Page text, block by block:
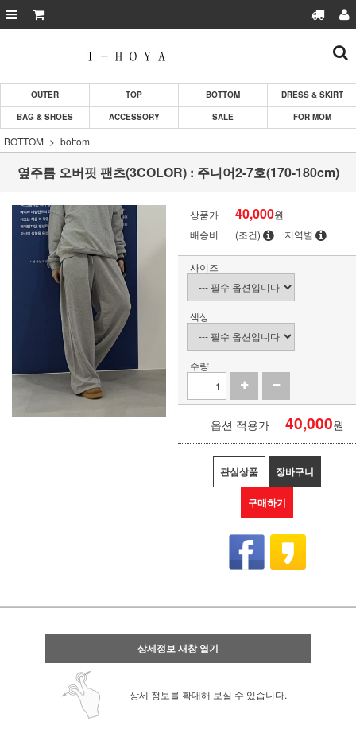
OUTER TOP BOTTOM
DRESS & SKIRT
BAG & SHOES
ACCESSORY SALE FOR MOM
BOTTOM bottom
옆주름 오버핏 팬츠(3COLOR) : 주니어2-7호(170-180cm)
상품가 40,000원
배송비
(조건) 지역별
사이즈
색상
수량
옵션 적용가 40,000원
관심상품 장바구니
구매하기
상세정보 새창 열기
상세 정보를 확대해 보실 수 있습니다.